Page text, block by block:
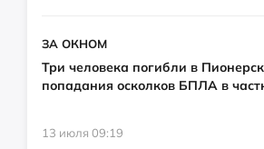
ЗА ОКНОМ
Три человека погибли в
попадания осколков БПЛА в
13 июля 09:19